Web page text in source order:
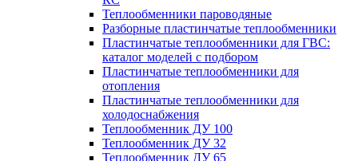
Теплообменники пароводяные
Разборные пластинчатые теплообменники
Пластинчатые теплообменники для ГВС:
каталог моделей с подбором
Пластинчатые теплообменники для
отопления
Пластинчатые теплообменники для
холодоснабжения
Теплообменник ДУ 100
Теплообменник ДУ 32
Теплообменник ДУ 65